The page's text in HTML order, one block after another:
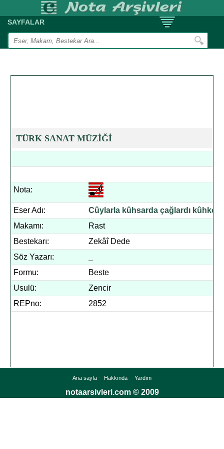
SAYFALAR
TÜRK SANAT MÜZİĞİ
Nota:
Eser Adı:
Cûylarla kûhsarda çağlardı kûhken
Makamı:
Rast
Bestekarı:
Zekâî Dede
Söz Yazarı:
Formu:
Beste
Usulü:
Zencir
REPno:
2852
Ana sayfa Hakkında Yardım
notaarsivleri.com © 2009